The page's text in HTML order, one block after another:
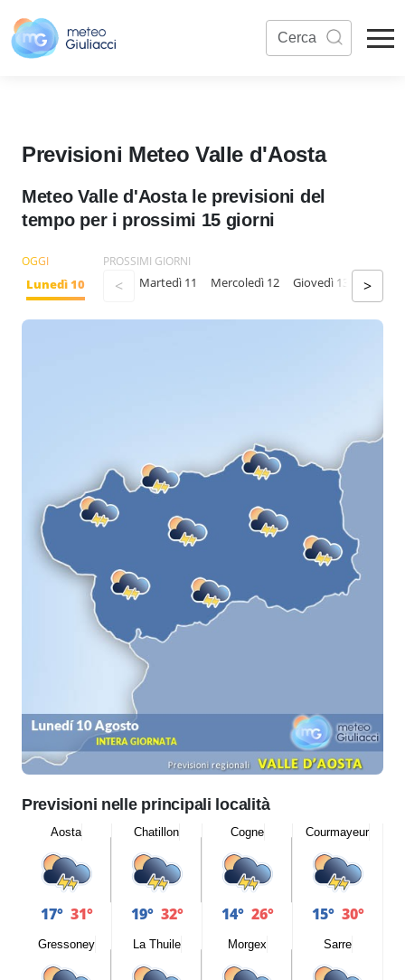
Previsioni Meteo Valle d'Aosta
Meteo Valle d'Aosta le previsioni del
tempo per i prossimi 15 giorni
OGGI
Lunedì 10
PROSSIMI GIORNI
< Martedì 11 Mercoledì 12 Giovedì 13 >
Previsioni nelle principali località
Aosta
17° 31°
Chatillon
19° 32°
Cogne
14° 26°
Courmayeur
15° 30°
Gressoney La Thuile Morgex Sarre